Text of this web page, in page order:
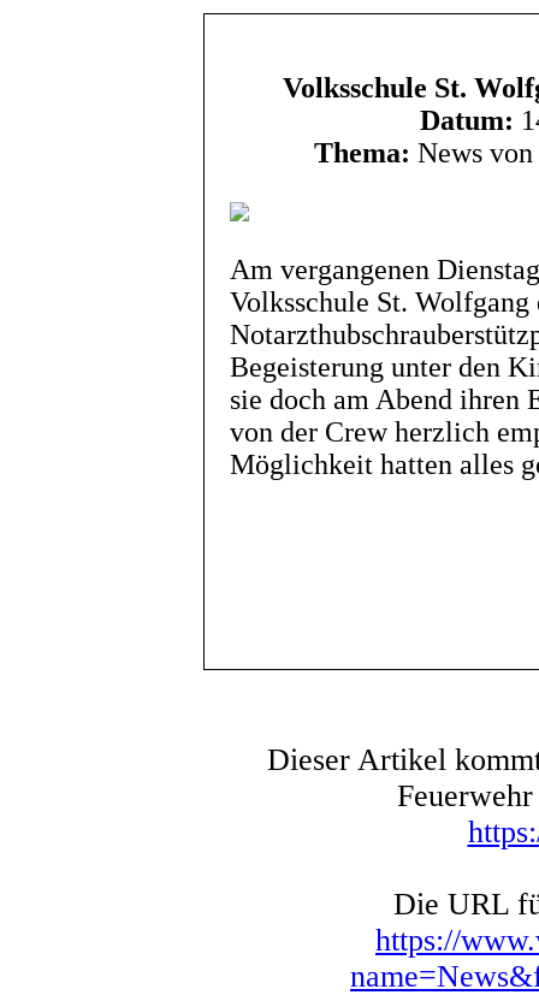
Volksschule St.
Datum:
Thema: News
Am vergangenen
Volksschule St. Wolfgang
Begeisterung unter den
sie doch am Abend ihren
von der Crew herzlich
Möglichkeit hatten alles
Dieser Artikel
Die URL
https://